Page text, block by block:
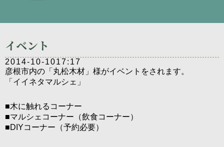
イベント
2014-10-1017:17
彦根市内の「丸松木材」様がイベントをされます。
「イイネタマルシェ」
■木に触れるコーナー
■マルシェコーナー（飲食コーナー）
■DIYコーナー（予約必要）